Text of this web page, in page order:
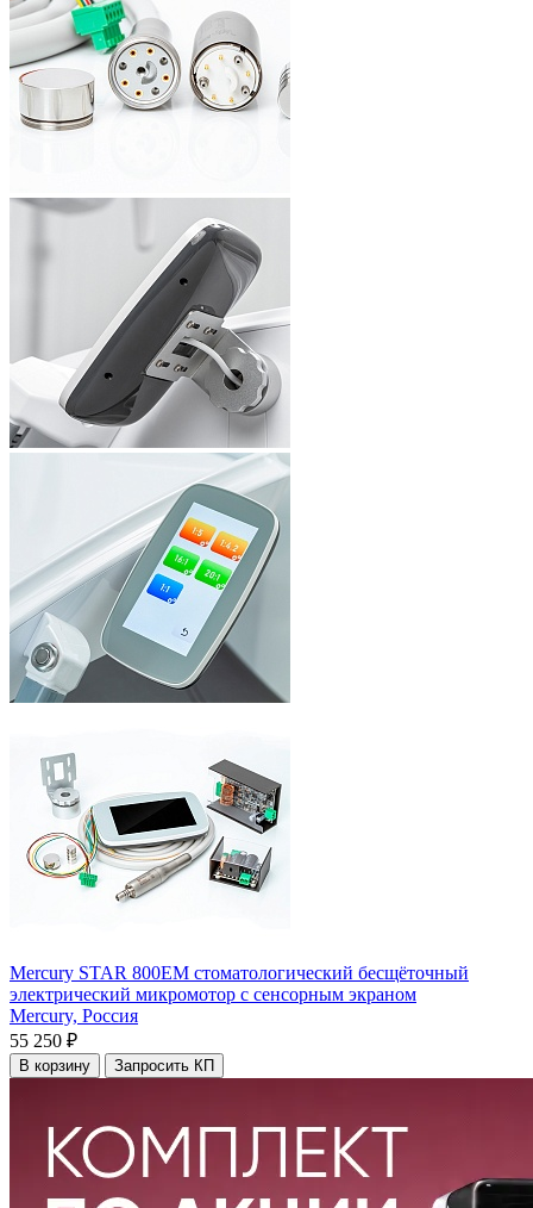
Mercury STAR 800ЕM стоматологический бесщёточный
электрический микромотор с сенсорным экраном
Mercury, Россия
55 250 ₽
В корзину Запросить КП